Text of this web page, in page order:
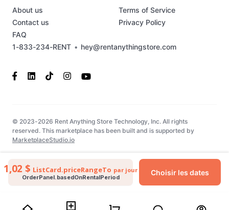
1,02 $ ListCard.priceRangeTo par jour
OrderPanel.basedOnRentalPeriod
Choisir les dates
1-833-234-RENT • hey@rentanythingstore.com
About us
Contact us
FAQ
Terms of Service
Privacy Policy
© 2023-2026 Rent Anything Store Technology, Inc. All rights
reserved. This marketplace has been built and is supported by
MarketplaceStudio.io